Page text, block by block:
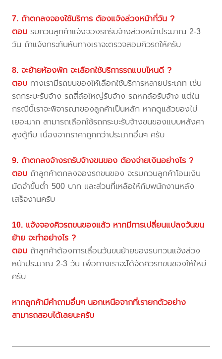
7. ถ้าตกลงจองใช้บริการ ต้องแจ้งล่วงหน้ากี่วัน ?
ตอบ รบกวนลูกค้าแจ้งจองรถรับจ้างล่วงหน้าประมาณ 2-3
วัน ถ้าแจ้งกระทันหันทางเราจะตรวจสอบคิวรถให้ครับ
8. จะย้ายห้องพัก จะเลือกใช้บริการรถแบบไหนดี ?
ตอบ ทางเรามีรถขนของให้เลือกใช้บริการหลายประเภท เช่น
รถกระบะรับจ้าง รถสี่ล้อใหญ่รับจ้าง รถหกล้อรับจ้าง แต่ใน
กรณีนี้เราจะพิจารณาของลูกค้าเป็นหลัก หากดูแล้วของไม่
เยอะมาก สามารถเลือกใช้รถกระบะรับจ้างขนของแบบหลังคา
สูงตู้ทึบ เนื่องจากราคาถูกกว่าประเภทอื่นๆ ครับ
9. ถ้าตกลงจ้างรถรับจ้างขนของ ต้องจ่ายเงินอย่างไร ?
ตอบ ถ้าลูกค้าตกลงจองรถขนของ จะรบกวนลูกค้าโอนเงิน
มัดจำขั้นต่ำ 500 บาท และส่วนที่เหลือให้กับพนักงานหลัง
เสร็จงานครับ
10. แจ้งจองคิวรถขนของแล้ว หากมีการเปลี่ยนแปลงวันขน
ย้าย จะทำอย่างไร ?
ตอบ ถ้าลูกค้าต้องการเลื่อนวันขนย้ายของรบกวนแจ้งล่วง
หน้าประมาณ 2-3 วัน เพื่อทางเราจะได้จัดคิวรถขนของให้ใหม่
ครับ
หากลูกค้ามีคำถามอื่นๆ นอกเหนือจากที่เรายกตัวอย่าง
สามารถสอบได้เลยนะครับ